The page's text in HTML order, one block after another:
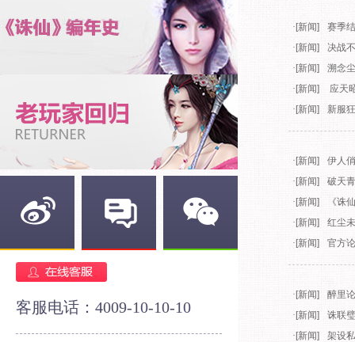
客服电话：4009-10-10-10
· [新闻]
赛季
· [新闻]
决战
· [新闻]
溯念
· [新闻]
应天
· [新闻] 新服
· [新闻]
伊人
· [新闻]
破天
· [新闻]
《诛
· [新闻]
红尘
· [新闻] 官方
· [新闻]
醉里
· [新闻]
诛联
· [新闻]
架设